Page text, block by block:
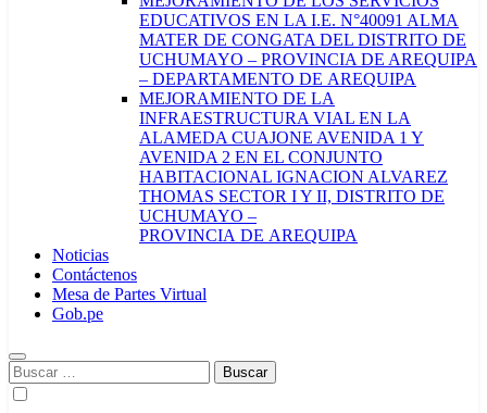
EDUCATIVOS EN LA I.E. N°40091 ALMA
MATER DE CONGATA DEL DISTRITO DE
UCHUMAYO – PROVINCIA DE AREQUIPA
– DEPARTAMENTO DE AREQUIPA
MEJORAMIENTO DE LA
INFRAESTRUCTURA VIAL EN LA
ALAMEDA CUAJONE AVENIDA 1 Y
AVENIDA 2 EN EL CONJUNTO
HABITACIONAL IGNACION ALVAREZ
THOMAS SECTOR I Y II, DISTRITO DE
UCHUMAYO –
PROVINCIA DE AREQUIPA
Noticias
Contáctenos
Mesa de Partes Virtual
Gob.pe
Buscar: